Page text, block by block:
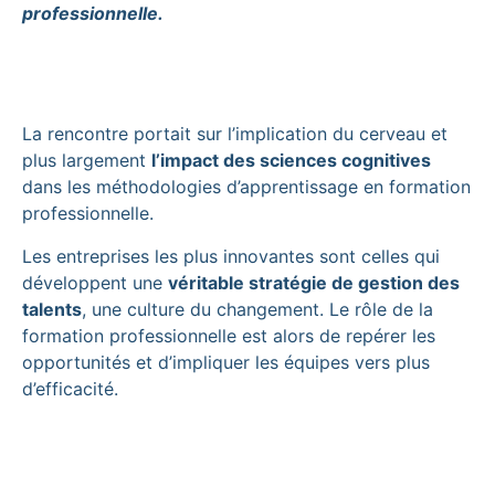
professionnelle.
La rencontre portait sur l’implication du cerveau et
plus largement l’impact des sciences cognitives
dans les méthodologies d’apprentissage en formation
professionnelle.
Les entreprises les plus innovantes sont celles qui
développent une véritable stratégie de gestion des
talents, une culture du changement. Le rôle de la
formation professionnelle est alors de repérer les
opportunités et d’impliquer les équipes vers plus
d’efficacité.